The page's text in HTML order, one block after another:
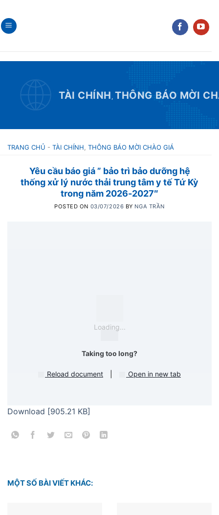
to
content
TÀI CHÍNH , THÔNG BÁO MỜI
TRANG CHỦ - TÀI CHÍNH THÔNG BÁO MỜI CHÀO GIÁ
Yêu cầu báo giá ” bảo trì bảo dưỡng hệ
thống xử lý nước thải trung tâm y tế Tứ Kỳ
trong năm 2026-2027″
POSTED ON 03/07/2026 BY NGA TRẦN
Loading...
Taking too long?
Reload document Open in new tab
Download [905.21 KB]
MỘT SỐ BÀI VIẾT KHÁC: